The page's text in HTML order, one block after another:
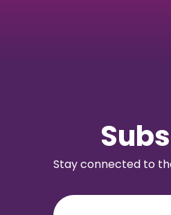
Stay connected to